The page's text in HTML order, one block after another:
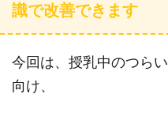
識で改善できます
今回は、授乳中のつら
向け、